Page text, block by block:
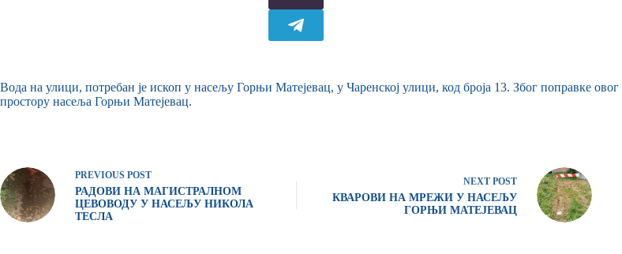
Вода на улици, потребан је ископ у насељу Горњи Матејевац, у Чаренској улици, код броја 13. Због поправке
простору насеља Горњи Матејевац.
PREVIOUS POST
РАДОВИ НА МАГИСТРАЛНОМ
ЦЕВОВОДУ У НАСЕЉУ НИКОЛА
ТЕСЛА
NEXT POST
КВАРОВИ НА МРЕЖИ У НАСЕЉУ
ГОРЊИ МАТЕЈЕВАЦ